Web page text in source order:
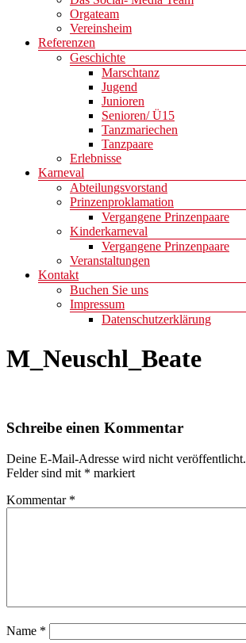
Orgateam
Vereinsheim
Referenzen
Geschichte
Marschtanz
Jugend
Junioren
Senioren/ Ü15
Tanzmariechen
Tanzpaare
Erlebnisse
Karneval
Abteilungsvorstand
Prinzenproklamation
Vergangene Prinzenpaare
Kinderkarneval
Vergangene Prinzenpaare
Veranstaltungen
Kontakt
Buchen Sie uns
Impressum
Datenschutzerklärung
M_Neuschl_Beate
Schreibe einen Kommentar
Deine E-Mail-Adresse wird nicht veröffentlicht.
Felder sind mit * markiert
Kommentar *
Name *